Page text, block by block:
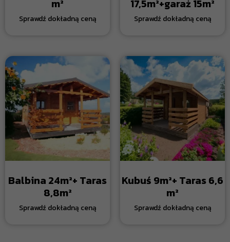
m²
17,5m²+garaż 15m²
Balbina 24m²+ Taras
8,8m²
Kubuś 9m²+ Taras 6,6
m²